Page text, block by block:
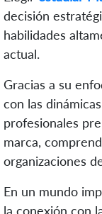
decisión
habilidades
actual.
Gracias a su
con las
profesionales
marca,
organizaciones
En un mundo
la conexión con